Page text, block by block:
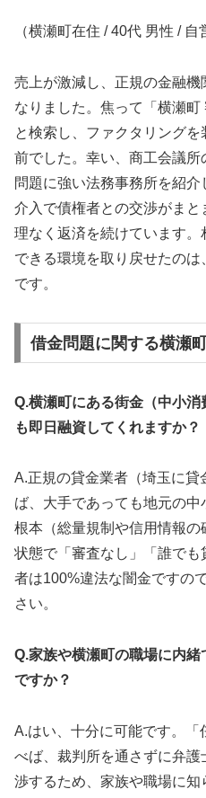
（横瀬町在住 / 40代 男性 / 自
売上が激減し、正規の金融機
なりました。焦って「横瀬町
と検索し、ファクタリング
前でした。幸い、商工会議
問題に強い法務事務所を紹
介入で債権者との交渉がま
理なく返済を続けています。
できる環境を取り戻せたの
です。
借金問題に関する横瀬
Q.横瀬町にある街金（中小
も即日融資してくれますか？
A.正規の貸金業者（埼玉に
ば、大手であっても地元の
根本（総量規制や信用情報
状態で「審査なし」「誰で
者は100%違法な闇金ですの
さい。
Q.家族や横瀬町の職場に内
ですか？
A.はい、十分に可能です。
べば、裁判所を通さずに弁
渉するため、家族や職場に